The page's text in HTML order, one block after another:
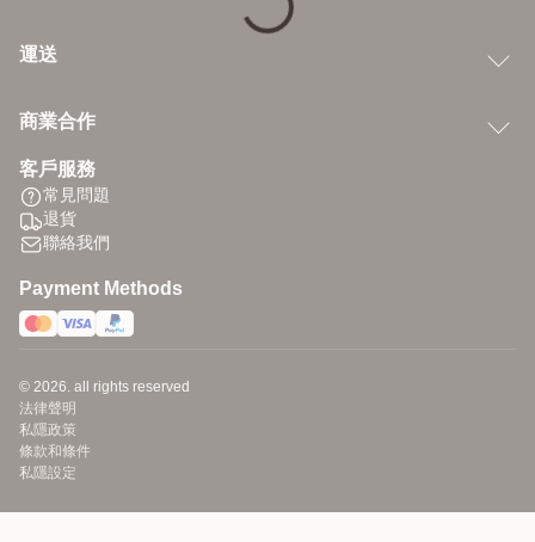
運送
商業合作
客戶服務
常見問題
退貨
聯絡我們
Payment Methods
© 2026. all rights reserved
法律聲明
私隱政策
條款和條件
私隱設定